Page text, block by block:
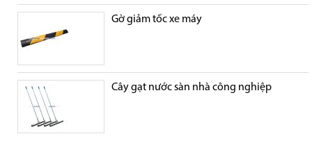
Gờ giảm tốc xe máy
Cây gạt nước sàn nhà công nghiệp